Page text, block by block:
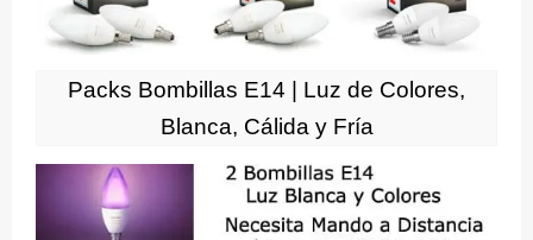
Packs Bombillas E14 | Luz de Colores,
Blanca, Cálida y Fría